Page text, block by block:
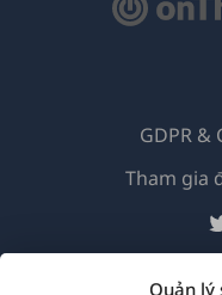
Quản lý
GDPR &
Tham gia